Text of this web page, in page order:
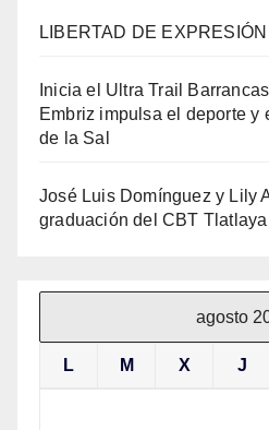
LIBERTAD DE EXPRESIÓN
Inicia el Ultra Trail
Embriz impulsa el deporte y
de la Sal
José Luis Domínguez y Lily
graduación del CBT
agosto
L M X J